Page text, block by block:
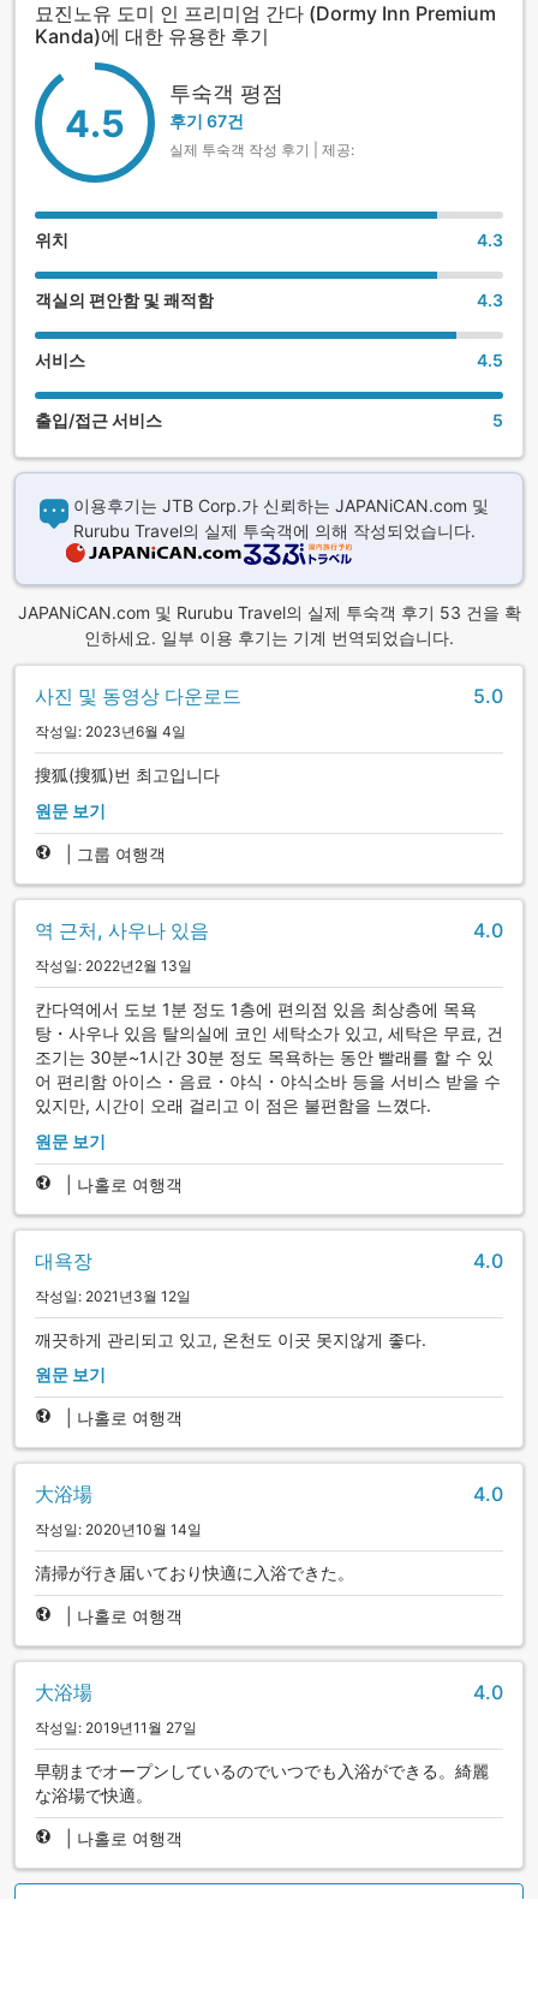
묘진노유 도미 인 프리미엄 간다 (Dormy Inn Premium
Kanda)에 대한 유용한 후기
4.5
투숙객 평점
후기 67건
실제 투숙객 작성 후기 | 제공:
위치 4.3
객실의 편안함 및 쾌적함 4.3
서비스 4.5
출입/접근 서비스 5
이용후기는 JTB Corp.가 신뢰하는 JAPANiCAN.com 및
Rurubu Travel의 실제 투숙객에 의해 작성되었습니다.
JAPANiCAN.com 및 Rurubu Travel의 실제 투숙객 후기 53 건을 확
인하세요. 일부 이용 후기는 기계 번역되었습니다.
사진 및 동영상 다운로드 5.0
작성일: 2023년6월 4일
搜狐(搜狐)번 최고입니다
원문 보기
그룹 여행객
역 근처, 사우나 있음 4.0
작성일: 2022년2월 13일
칸다역에서 도보 1분 정도 1층에 편의점 있음 최상층에 목욕
탕・사우나 있음 탈의실에 코인 세탁소가 있고, 세탁은 무료, 건
조기는 30분~1시간 30분 정도 목욕하는 동안 빨래를 할 수 있
어 편리함 아이스・음료・야식・야식소바 등을 서비스 받을 수
있지만, 시간이 오래 걸리고 이 점은 불편함을 느꼈다.
원문 보기
나홀로 여행객
대욕장 4.0
작성일: 2021년3월 12일
깨끗하게 관리되고 있고, 온천도 이곳 못지않게 좋다.
원문 보기
나홀로 여행객
大浴場 4.0
작성일: 2020년10월 14일
清掃が行き届いており快適に入浴できた。
나홀로 여행객
大浴場 4.0
작성일: 2019년11월 27일
早朝までオープンしているのでいつでも入浴ができる。綺麗
な浴場で快適。
나홀로 여행객